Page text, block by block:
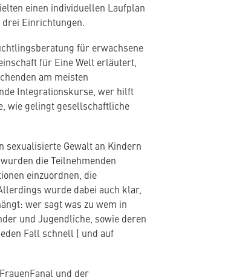
einen individuellen Laufplan
drei Einrichtungen.
für erwachsene
für Eine Welt erläutert,
am meisten
Integrationskurse, wer hilft
wie gelingt gesellschaftliche
sexualisierte Gewalt an Kindern
die Teilnehmenden
einzuordnen, die
wurde dabei auch klar,
wer sagt was zu wem in
und Jugendliche, sowie deren
Fall schnell ( und auf
und der